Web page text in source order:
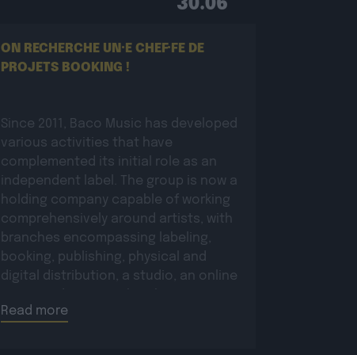
30.06
ON RECHERCHE UN·E CHEF·FE DE
PROJETS BOOKING !
Since 2011, Baco Music has developed
various activities that have
complemented its initial role as an
independent label. The group is now a
holding company capable of working
comprehensively around artists, with
branches encompassing labeling,
booking, publishing, physical and
digital distribution, a studio, an online
in direct contact with […]
Read more